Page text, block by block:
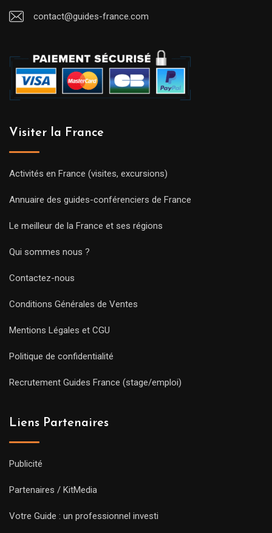
contact@guides-france.com
Visiter la France
Activités en France (visites, excursions)
Annuaire des guides-conférenciers de France
Le meilleur de la France et ses régions
Qui sommes nous ?
Contactez-nous
Conditions Générales de Ventes
Mentions Légales et CGU
Politique de confidentialité
Recrutement Guides France (stage/emploi)
Liens Partenaires
Publicité
Partenaires / KitMedia
Votre Guide : un professionnel investi